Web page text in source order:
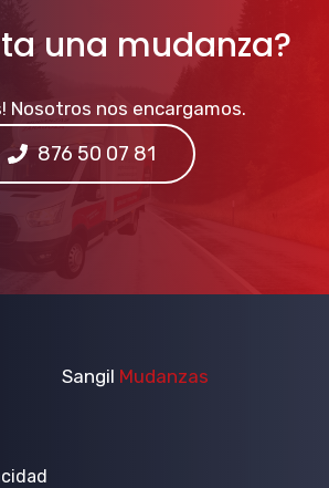
una mudanza?
Nosotros nos encargamos.
876 50 07 81
Sangil Mudanzas